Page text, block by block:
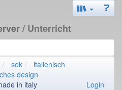
/ Unterricht
sek
italienisch
design
in italy
Login